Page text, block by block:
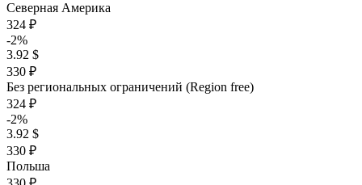
Северная Америка
324 ₽
-2%
3.92 $
330 ₽
Без региональных ограничений (Region free)
324 ₽
-2%
3.92 $
330 ₽
Польша